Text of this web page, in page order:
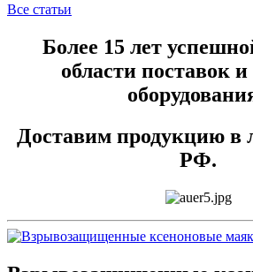
Все статьи
Более 15 лет
области поставок
Доставим продукцию в
РФ.